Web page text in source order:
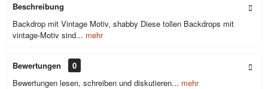
Beschreibung
Backdrop mit Vintage Motiv, shabby Diese tollen Backdrops mit
vintage-Motiv sind... mehr
Bewertungen
0
Bewertungen lesen, schreiben und diskutieren... mehr